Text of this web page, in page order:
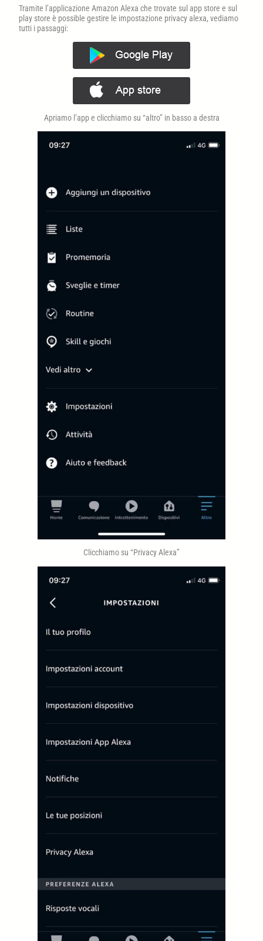
Tramite l’applicazione Amazon Alexa che trovate sul app store e sul
play store è possible gestire le impostazione privacy alexa, vediamo
tutti i passaggi:
Apriamo l’app e clicchiamo su “altro” in basso a destra
Clicchiamo su “Privacy Alexa”